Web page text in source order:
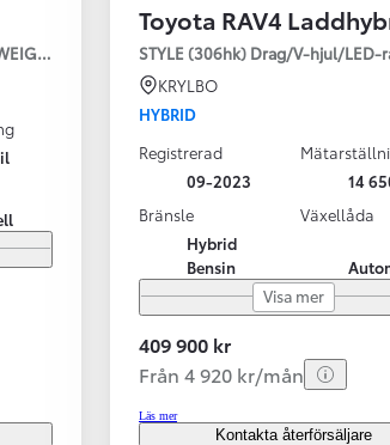
EVO / OMG LEV! MOMSBIL!
Toyota RAV4
STYLE (306hk) Drag/V-hjul/LED-
KRYLBO
HYBRID
Registrerad
09-2023
14
Bränsle
Hybrid
Bensin
Växellåda
Visa mer
409 900 kr
Från 4 920 kr/mån
Läs mer
Kontakta återförsäljare